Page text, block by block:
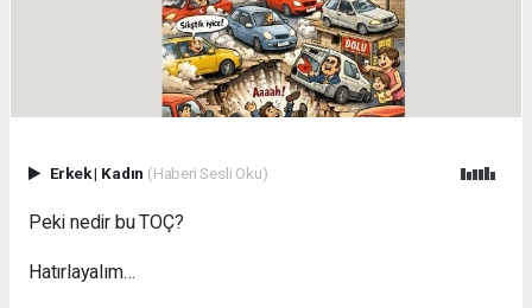
Erkek| Kadın (Haberi Sesli Oku)
Peki nedir bu TOÇ?
Hatırlayalım…